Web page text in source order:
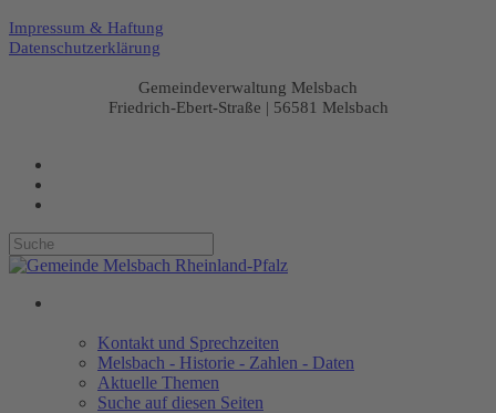
Impressum & Haftung
Datenschutzerklärung
Gemeindeverwaltung Melsbach
Friedrich-Ebert-Straße | 56581 Melsbach
Kontakt und Sprechzeiten
Melsbach - Historie - Zahlen - Daten
Aktuelle Themen
Suche auf diesen Seiten